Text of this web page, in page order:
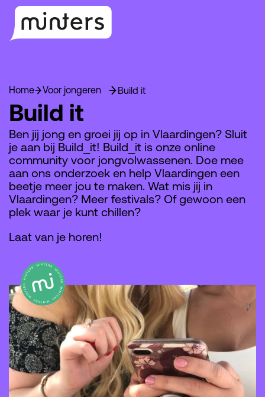
Build it
Ben jij jong en groei jij op in Vlaardingen? Sluit
je aan bij Build_it! Build_it is onze online
community voor jongvolwassenen. Doe mee
aan ons onderzoek en help Vlaardingen een
beetje meer jou te maken. Wat mis jij in
Vlaardingen? Meer festivals? Of gewoon een
plek waar je kunt chillen?
Laat van je horen!
Home Voor jongeren Build it